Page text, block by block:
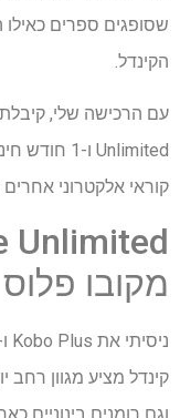
שסופגים ספרים כאילו
הקינדל.
קוראי אלקטרוני
מקובו פלוס
קינדל מציע מגוון